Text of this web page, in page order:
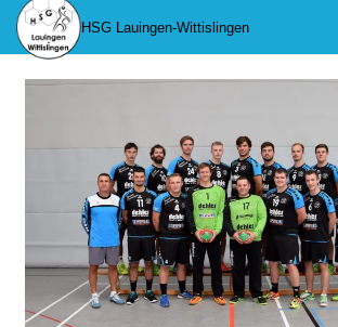
HSG Lauingen-Wittislingen